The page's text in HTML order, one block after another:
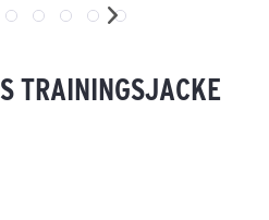
TRAININGSJACKE